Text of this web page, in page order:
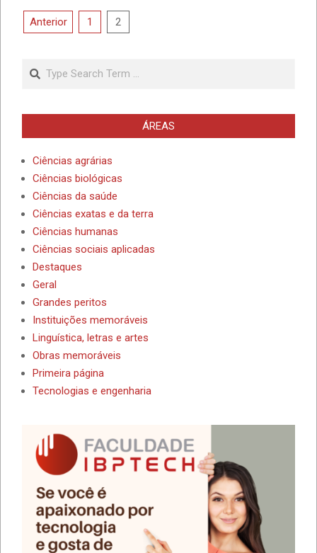
Paginação
posts
Anterior 1 2
Search
ÁREAS
Ciências agrárias
Ciências biológicas
Ciências da saúde
Ciências exatas e da terra
Ciências humanas
Ciências sociais aplicadas
Destaques
Geral
Grandes peritos
Instituições memoráveis
Linguística, letras e artes
Obras memoráveis
Primeira página
Tecnologias e engenharia